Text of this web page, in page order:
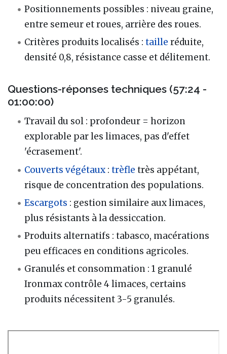
Positionnements possibles : niveau graine,
entre semeur et roues, arrière des roues.
Critères produits localisés :taille réduite,
densité 0,8, résistance casse et délitement.
Questions-réponses techniques (57:24 -
01:00:00)
Travail du sol : profondeur = horizon
explorable par les limaces, pas d'effet
'écrasement'.
Couverts végétaux :trèfle très appétant,
risque de concentration des populations.
Escargots : gestion similaire aux limaces,
plus résistants à la dessiccation.
Produits alternatifs : tabasco, macérations
peu efficaces en conditions agricoles.
Granulés et consommation : 1 granulé
Ironmax contrôle 4 limaces, certains
produits nécessitent 3-5 granulés.